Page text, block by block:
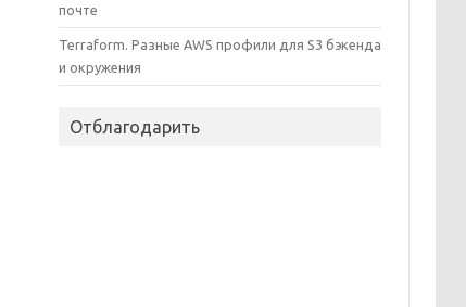
почте
Terraform. Разные AWS профили для S3 бэкенда
и окружения
Отблагодарить